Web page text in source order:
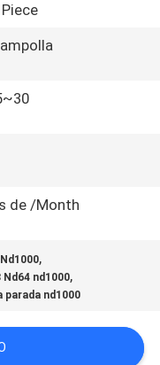
de /Month
,
nd1000,
parada nd1000